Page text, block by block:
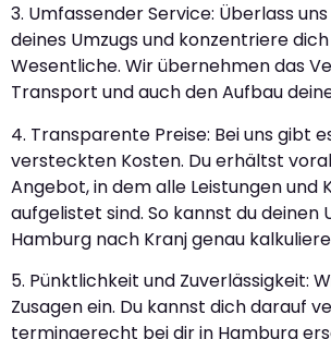
3. Umfassender Service: Überlass
deines Umzugs und konzentriere
Wesentliche. Wir übernehmen das
Transport und auch den Aufbau
4. Transparente Preise: Bei uns gibt
versteckten Kosten. Du erhältst
Angebot, in dem alle Leistungen und
aufgelistet sind. So kannst du deinen
Hamburg nach Kranj genau
5. Pünktlichkeit und Zuverlässigkeit:
Zusagen ein. Du kannst dich darauf
termingerecht bei dir in Hamburg